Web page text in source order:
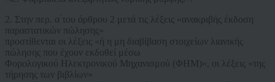
2. Στην περ. α ́του άρθρου 2 μετά τις λέξεις «ανακριβής έκδοση
παραστατικών πώλησης»
προστίθενται οι λέξεις «ή η μη διαβίβαση στοιχείων λιανικής
πώλησης που έχουν εκδοθεί μέσω
Φορολογικού Ηλεκτρονικού Μηχανισμού (ΦΗΜ)», οι λέξεις «της
τήρησης των βιβλίων»